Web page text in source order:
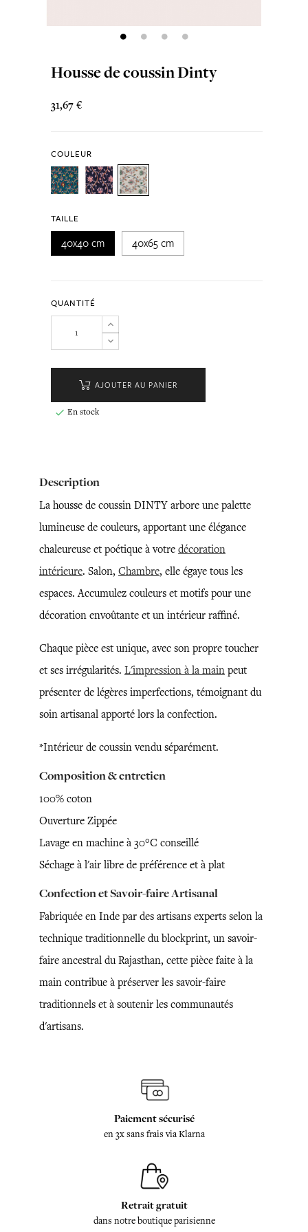
Housse de coussin Dinty
31,67 €
COULEUR
TAILLE
40x40 cm 40x65 cm
QUANTITÉ
AJOUTER AU PANIER
 En stock
Description
La housse de coussin DINTY arbore une palette
lumineuse de couleurs, apportant une élégance
chaleureuse et poétique à votre décoration
intérieure. Salon, Chambre, elle égaye tous les
espaces. Accumulez couleurs et motifs pour une
décoration envoûtante et un intérieur raffiné.
Chaque pièce est unique, avec son propre toucher
et ses irrégularités. L'impression à la main peut
présenter de légères imperfections, témoignant du
soin artisanal apporté lors la confection.
*Intérieur de coussin vendu séparément.
Composition & entretien
100% coton
Ouverture Zippée
Lavage en machine à 30°C conseillé
Séchage à l'air libre de préférence et à plat
Confection et Savoir-faire Artisanal
Fabriquée en Inde par des artisans experts selon la
technique traditionnelle du blockprint, un savoir-
faire ancestral du Rajasthan, cette pièce faite à la
main contribue à préserver les savoir-faire
traditionnels et à soutenir les communautés
d'artisans.
Paiement sécurisé
en 3x sans frais via Klarna
Retrait gratuit
dans notre boutique parisienne